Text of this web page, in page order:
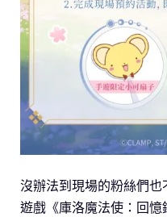
沒辦法到現場的粉絲們
遊戲《庫洛魔法使：回憶